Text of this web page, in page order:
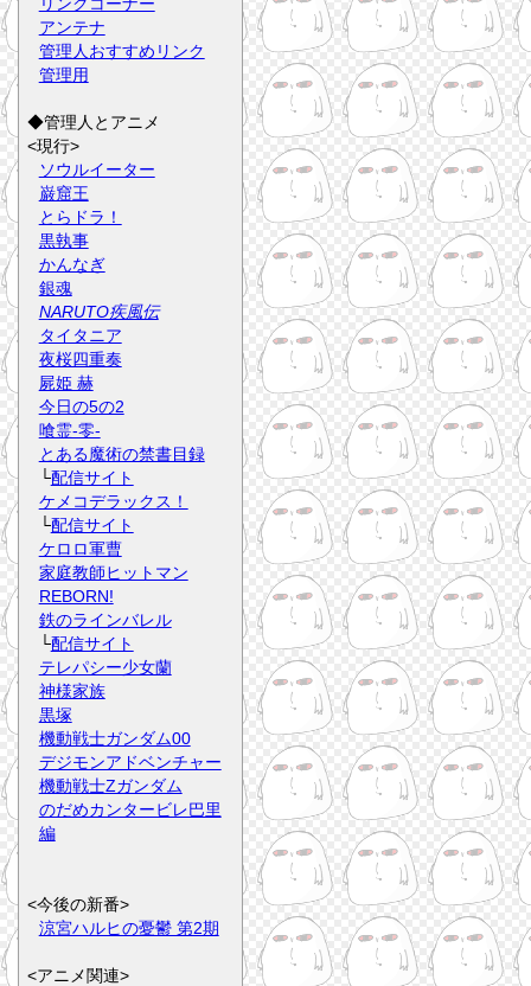
アンテナ
管理人おすすめリンク
管理用
◆管理人とアニメ
<現行>
ソウルイーター
巌窟王
とらドラ！
黒執事
かんなぎ
銀魂
NARUTO疾風伝
タイタニア
夜桜四重奏
屍姫 赫
今日の5の2
喰霊-零-
とある魔術の禁書目録
└配信サイト
ケメコデラックス！
└配信サイト
ケロロ軍曹
家庭教師ヒットマン
REBORN!
鉄のラインバレル
└配信サイト
テレパシー少女蘭
神様家族
黒塚
機動戦士ガンダム00
デジモンアドベンチャー
機動戦士Zガンダム
のだめカンタービレ巴里
編
<今後の新番>
涼宮ハルヒの憂鬱 第2期
<アニメ関連>